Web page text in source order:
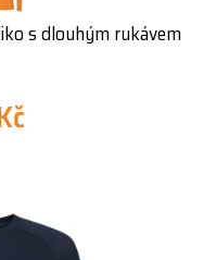
s dlouhým rukávem